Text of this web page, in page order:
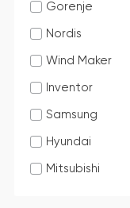
Gorenje
Nordis
Wind Maker
Inventor
Samsung
Hyundai
Mitsubishi